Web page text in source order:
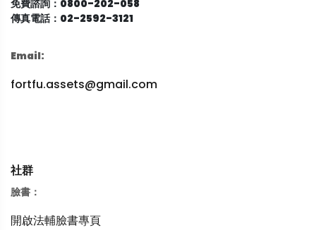
免費諮詢：0800-202-058
傳真電話：02-2592-3121
Email:
fortfu.assets@gmail.com
社群
臉書：
開啟法輔臉書專頁